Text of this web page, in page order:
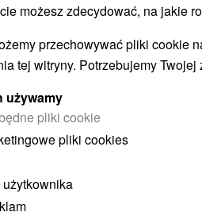
możesz zdecydować, na jakie
przechowywać pliki cookie
tej witryny. Potrzebujemy
używamy
pliki cookie
pliki cookies